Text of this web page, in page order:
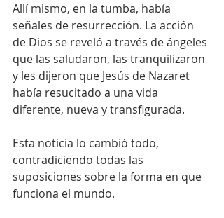
Allí mismo, en la tumba, había
señales de resurrección. La acción
de Dios se reveló a través de ángeles
que las saludaron, las tranquilizaron
y les dijeron que Jesús de Nazaret
había resucitado a una vida
diferente, nueva y transfigurada.
Esta noticia lo cambió todo,
contradiciendo todas las
suposiciones sobre la forma en que
funciona el mundo.